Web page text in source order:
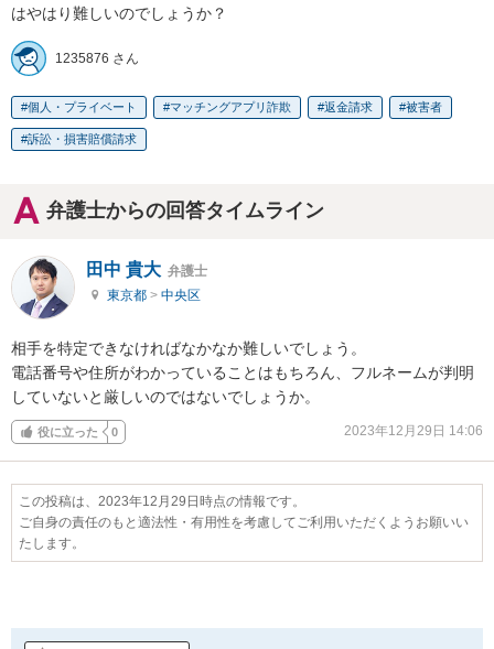
はやはり難しいのでしょうか？
1235876 さん
個人・プライベート マッチングアプリ詐欺 返金請求 被害者
訴訟・損害賠償請求
弁護士からの回答タイムライン
田中 貴大 弁護士
東京都 > 中央区
相手を特定できなければなかなか難しいでしょう。
電話番号や住所がわかっていることはもちろん、フルネームが判明
していないと厳しいのではないでしょうか。
役に立った 0 2023年12月29日 14:06
この投稿は、2023年12月29日時点の情報です。
ご自身の責任のもと適法性・有用性を考慮してご利用いただくようお願いい
たします。